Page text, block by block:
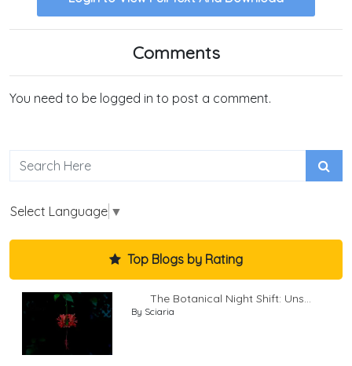
Comments
You need to be logged in to post a comment.
Select Language ▼
Top Blogs by Rating
The Botanical Night Shift: Uns...
By Sciaria